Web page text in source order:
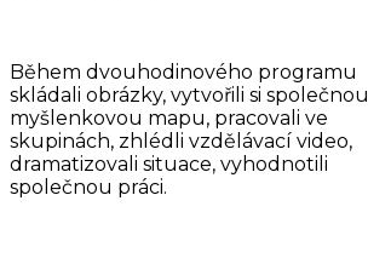
Během dvouhodinového programu
skládali obrázky, vytvořili si společnou
myšlenkovou mapu, pracovali ve
skupinách, zhlédli vzdělávací video,
dramatizovali situace, vyhodnotili
společnou práci.